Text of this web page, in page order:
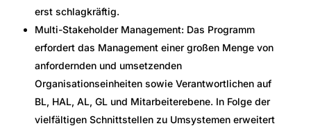
erst schlagkräftig.
Multi-Stakeholder Management: Das Programm
erfordert das Management einer großen Menge von
anfordernden und umsetzenden
Organisationseinheiten sowie Verantwortlichen auf
BL, HAL, AL, GL und Mitarbeiterebene. In Folge der
vielfältigen Schnittstellen zu Umsystemen erweitert